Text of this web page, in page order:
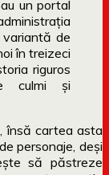
un portal
de
în treizeci
riguros
culmi şi
însă cartea asta
personaje, deși
să păstreze